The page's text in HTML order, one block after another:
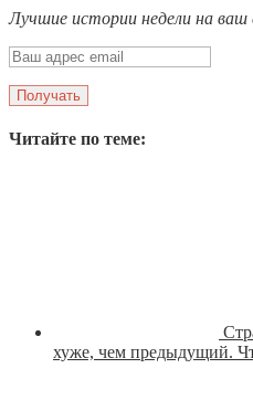
Лучшие истории недели на ваш
Читайте по теме:
хуже, чем предыдущий.